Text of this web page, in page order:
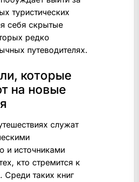
туристических
себя скрытые
редко
путеводителях.
которые
на новые
служат
и источниками
кто стремится к
таких книг